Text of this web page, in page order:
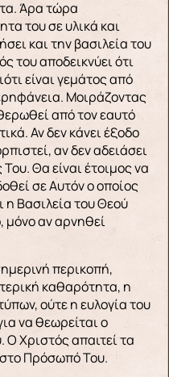
Άρα τώρα
του σε υλικά και
και την βασιλεία του
του αποδεικνύει ότι
είναι γεμάτος από
Μοιράζοντας
από τον εαυτό
Αν δεν κάνει έξοδο
αν δεν αδειάσει
Θα είναι έτοιμος να
σε Αυτόν ο οποίος
η Βασιλεία του Θεού
μόνο αν αρνηθεί
περικοπή,
καθαρότητα, η
ούτε η ευλογία του
να θεωρείται ο
Χριστός απαιτεί τα
Πρόσωπό Του.